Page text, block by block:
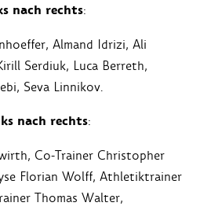
nach rechts:
Almand Idrizi, Ali
Serdiuk, Luca Berreth,
Seva Linnikov.
nach rechts:
Co-Trainer Christopher
Florian Wolff, Athletiktrainer
Thomas Walter,